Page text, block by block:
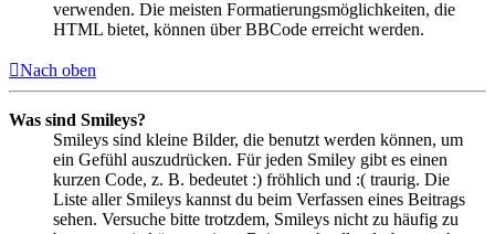
verwenden. Die meisten Formatierungsmöglichkeiten, die
HTML bietet, können über BBCode erreicht werden.
Nach oben
Was sind Smileys?
Smileys sind kleine Bilder, die benutzt werden können, um
ein Gefühl auszudrücken. Für jeden Smiley gibt es einen
kurzen Code, z. B. bedeutet :) fröhlich und :( traurig. Die
Liste aller Smileys kannst du beim Verfassen eines Beitrags
sehen. Versuche bitte trotzdem, Smileys nicht zu häufig zu